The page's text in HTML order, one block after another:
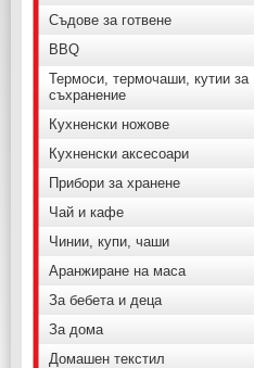
Съдове за готвене
BBQ
Термоси, термочаши, кутии за
съхранение
Кухненски ножове
Кухненски аксесоари
Прибори за хранене
Чай и кафе
Чинии, купи, чаши
Аранжиране на маса
За бебета и деца
За дома
Домашен текстил